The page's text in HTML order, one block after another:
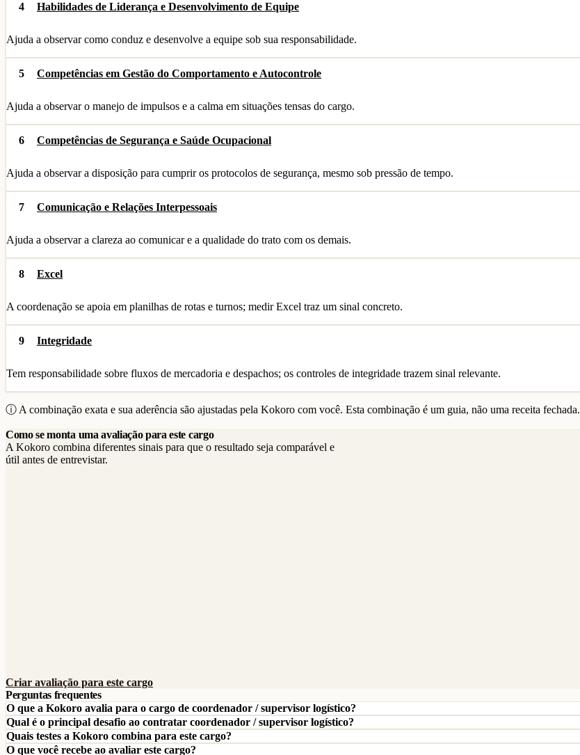
4 Habilidades de Liderança e Desenvolvimento de Equipe
Ajuda a observar como conduz e desenvolve a equipe sob sua responsabilidade.
5 Competências em Gestão do Comportamento e Autocontrole
Ajuda a observar o manejo de impulsos e a calma em situações tensas do cargo.
6 Competências de Segurança e Saúde Ocupacional
Ajuda a observar a disposição para cumprir os protocolos de segurança, mesmo sob pressão de tempo.
7 Comunicação e Relações Interpessoais
Ajuda a observar a clareza ao comunicar e a qualidade do trato com os demais.
8 Excel
A coordenação se apoia em planilhas de rotas e turnos; medir Excel traz um sinal concreto.
9 Integridade
Tem responsabilidade sobre fluxos de mercadoria e despachos; os controles de integridade trazem sinal relevante.
ⓘ A combinação exata e sua aderência são ajustadas pela Kokoro com você. Esta combinação é um guia, não uma receita fechada.
Como se monta uma avaliação para este cargo
A Kokoro combina diferentes sinais para que o resultado seja comparável e
útil antes de entrevistar.
Criar avaliação para este cargo
Perguntas frequentes
O que a Kokoro avalia para o cargo de coordenador / supervisor logístico?
Qual é o principal desafio ao contratar coordenador / supervisor logístico?
Quais testes a Kokoro combina para este cargo?
O que você recebe ao avaliar este cargo?